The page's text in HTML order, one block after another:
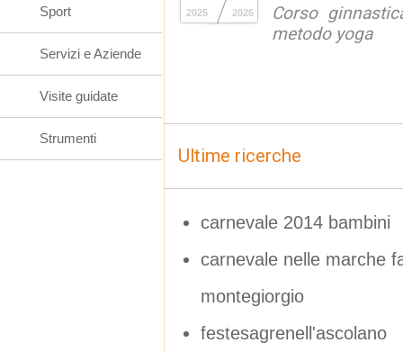
2025 2026
Corso
metodo yoga
Ultime ricerche
carnevale 2014 bambini
carnevale nelle marche
montegiorgio
festesagrenell'ascolano
Sport
Servizi e Aziende
Visite guidate
Strumenti